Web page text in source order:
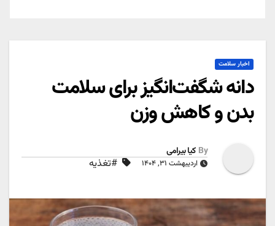
اخبار سلامت
دانه شگفت‌انگیز برای سلامت
بدن و کاهش وزن
By کیا بیرامی
اردیبهشت ۳۱, ۱۴۰۴ #تغذیه